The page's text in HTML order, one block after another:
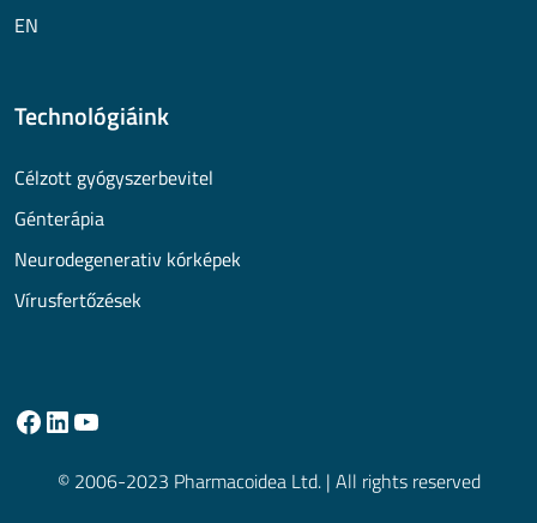
EN
Technológiáink
Célzott gyógyszerbevitel
Génterápia
Neurodegenerativ kórképek
Vírusfertőzések
© 2006-2023 Pharmacoidea Ltd. | All rights reserved